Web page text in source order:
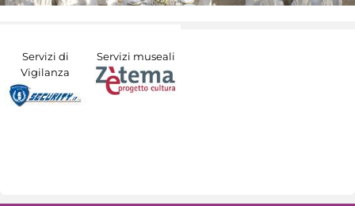
Servizi di
Vigilanza
Servizi museali